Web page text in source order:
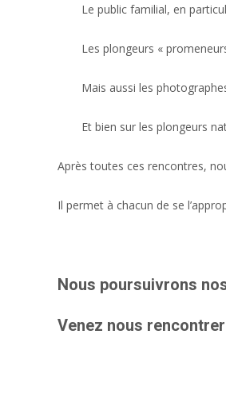
Le public familial, en
Les plongeurs «
Mais aussi les
Et bien sur les plongeurs
Après toutes ces rencontres,
Il permet à chacun de se
Nous poursuivrons
Venez nous